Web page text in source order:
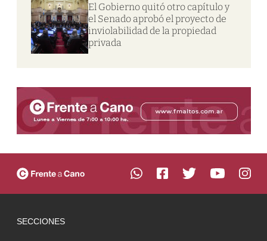
El Gobierno quitó otro capítulo y
el Senado aprobó el proyecto de
inviolabilidad de la propiedad
privada
SECCIONES